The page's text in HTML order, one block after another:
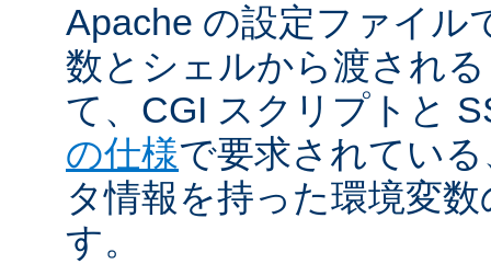
Apache の設定ファイル
数とシェルから渡され
て、CGI スクリプトと
の仕様で要求されてい
タ情報を持った環境変
す。